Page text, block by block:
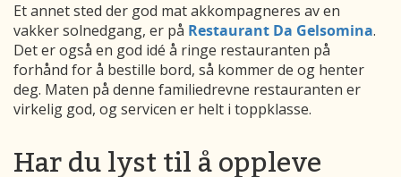
Et annet sted der god mat akkompagneres av en
vakker solnedgang, er på Restaurant Da Gelsomina.
Det er også en god idé å ringe restauranten på
forhånd for å bestille bord, så kommer de og henter
deg. Maten på denne familiedrevne restauranten er
virkelig god, og servicen er helt i toppklasse.
Har du lyst til å oppleve